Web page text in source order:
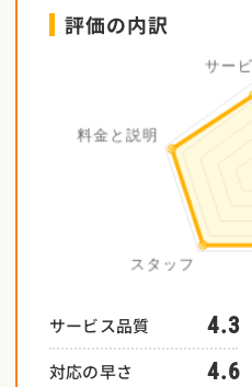
評価の内訳
サービス品質 4.3
対応の早さ 4.6